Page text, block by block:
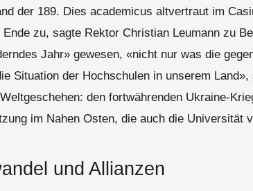
der 189. Dies academicus altvertraut im
zu, sagte Rektor Christian Leumann zu
Jahr» gewesen, «nicht nur was die
Situation der Hochschulen in unserem
den fortwährenden Ukraine-
im Nahen Osten, die auch die Universität
und Allianzen